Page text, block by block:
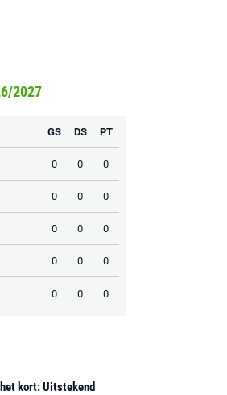
2027
GS DS PT
0 0 0
0 0 0
0 0 0
0 0 0
0 0 0
kort: Uitstekend